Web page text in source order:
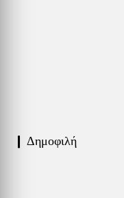
❙ Δημοφιλή